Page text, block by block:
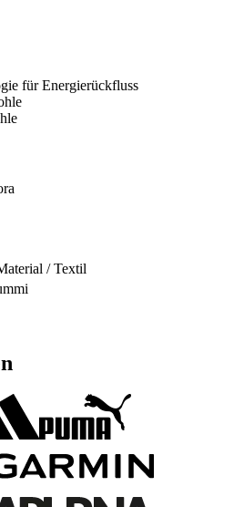
für Energierückfluss
/ Textil